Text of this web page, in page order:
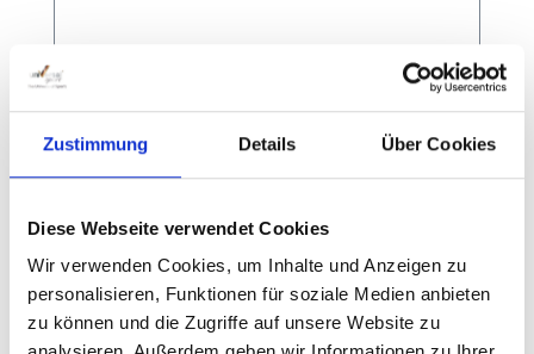
Zustimmung Details Über Cookies
Diese Webseite verwendet Cookies
Wir verwenden Cookies, um Inhalte und Anzeigen zu
personalisieren, Funktionen für soziale Medien anbieten
zu können und die Zugriffe auf unsere Website zu
Zum einfachen Aufhängen der